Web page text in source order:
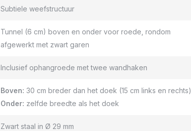
Subtiele weefstructuur
Tunnel (6 cm) boven en onder voor roede, rondom
afgewerkt met zwart garen
Inclusief ophangroede met twee wandhaken
Boven: 30 cm breder dan het doek (15 cm links en rechts)
Onder: zelfde breedte als het doek
Zwart staal in Ø 29 mm